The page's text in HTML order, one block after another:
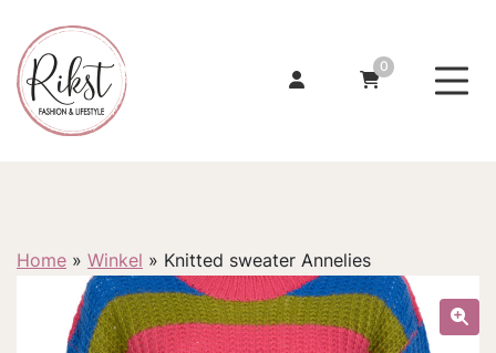
0
Home » Winkel » Knitted sweater Annelies